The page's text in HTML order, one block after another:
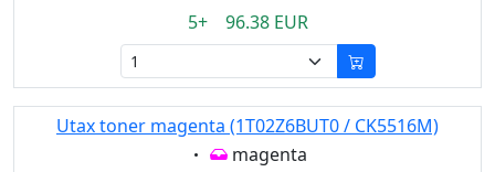
5+ 96.38 EUR
Utax toner magenta (1T02Z6BUT0 / CK5516M)
Eigenschaft:
magenta